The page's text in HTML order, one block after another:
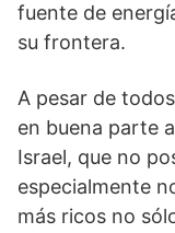
fuente de
su frontera.
A pesar de
en buena parte
Israel, que no
especialmente
más ricos no